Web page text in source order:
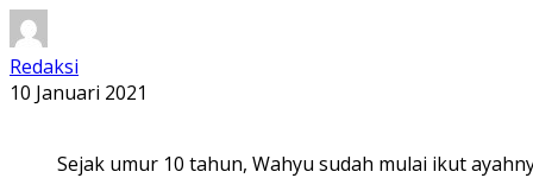
Redaksi
10 Januari 2021
Sejak umur 10 tahun, Wahyu sudah mulai ikut